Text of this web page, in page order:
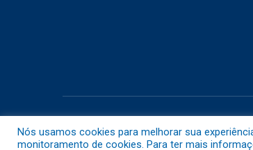
Nós usamos cookies para melhorar sua
monitoramento de cookies. Para ter mais